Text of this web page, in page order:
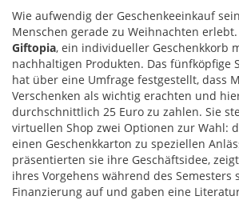
Wie aufwendig der Geschenkeeinkauf
Menschen gerade zu Weihnachten
Giftopia, ein individueller Geschenkkorb
nachhaltigen Produkten. Das fünfköpfige
hat über eine Umfrage festgestellt, dass
Verschenken als wichtig erachten und
durchschnittlich 25 Euro zu zahlen. Sie
virtuellen Shop zwei Optionen zur Wahl:
einen Geschenkkarton zu speziellen
präsentierten sie ihre Geschäftsidee,
ihres Vorgehens während des Semesters
Finanzierung auf und gaben eine